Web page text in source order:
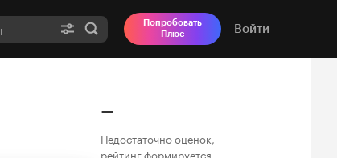
Попробовать
Плюс
Войти
–
Недостаточно оценок,
рейтинг формируется